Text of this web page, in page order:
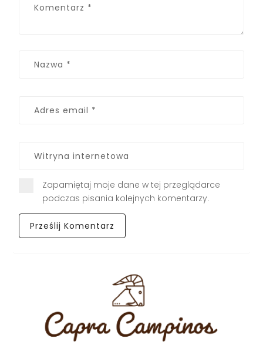
Zapamiętaj moje dane w tej przeglądarce
podczas pisania kolejnych komentarzy.